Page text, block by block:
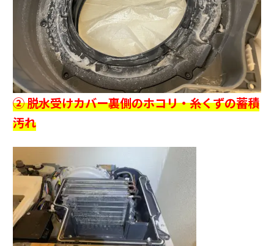
② 脱水受けカバー裏側のホコリ・糸くずの蓄積
汚れ